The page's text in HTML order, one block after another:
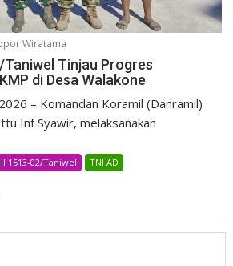
Wiratama
Tinjau Progres
di Desa Walakone
– Komandan Koramil (Danramil)
Inf Syawir, melaksanakan
1513-02/Taniwel TNI AD